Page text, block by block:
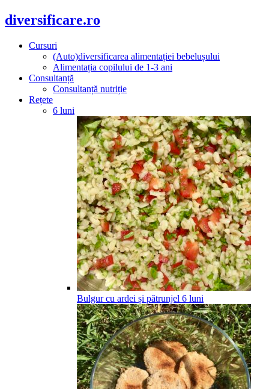
diversificare.ro
Cursuri
(Auto)diversificarea alimentației bebelușului
Alimentația copilului de 1-3 ani
Consultanță
Consultanță nutriție
Rețete
6 luni
Bulgur cu ardei și pătrunjel 6 luni